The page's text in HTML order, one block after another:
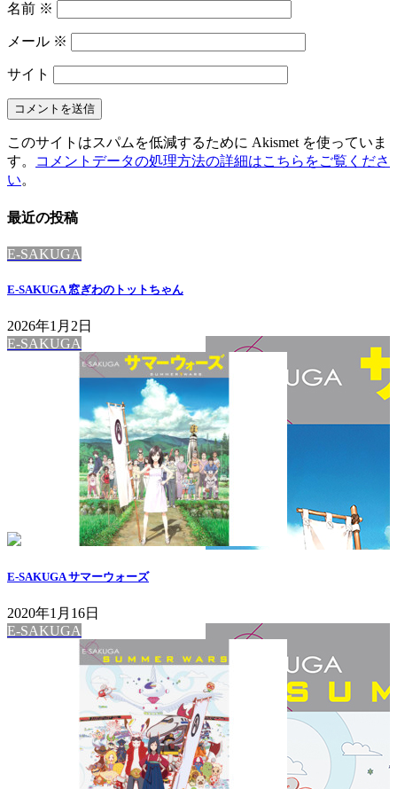
名前 ※
メール ※
サイト
このサイトはスパムを低減するために Akismet を使っていま
す。
コメントデータの処理方法の詳細はこちらをご覧くださ
い。
最近の投稿
E-SAKUGA
E-SAKUGA 窓ぎわのトットちゃん
2026年1月2日
E-SAKUGA
E-SAKUGA サマーウォーズ
2020年1月16日
E-SAKUGA